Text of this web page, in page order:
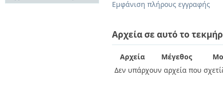
Εμφάνιση πλήρους εγγραφής
Αρχεία σε αυτό το
Αρχεία Μέγεθος
Δεν υπάρχουν αρχεία που
Θέματα
Συχνές Ερωτήσεις